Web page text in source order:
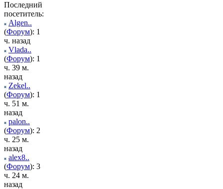
Последний
посетитель:
Algen..
(Форум): 1
ч. назад
Vlada..
(Форум): 1
ч. 39 м.
назад
Zekel..
(Форум): 1
ч. 51 м.
назад
palon..
(Форум): 2
ч. 25 м.
назад
alex8..
(Форум): 3
ч. 24 м.
назад